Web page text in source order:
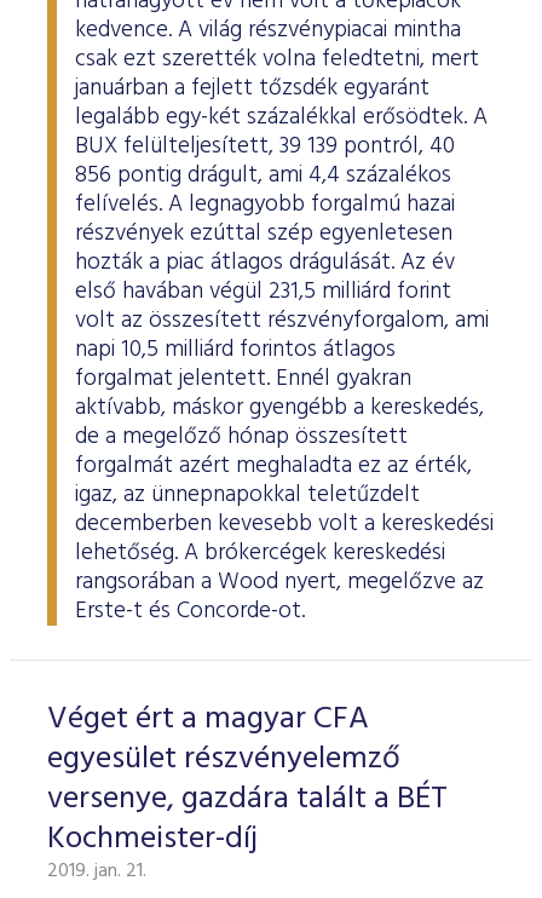
ESG Útmutató
kedvence. A világ részvénypiacai mintha
csak ezt szerették volna feledtetni, mert
januárban a fejlett tőzsdék egyaránt
legalább egy-két százalékkal erősödtek. A
BUX felülteljesített, 39 139 pontról, 40
856 pontig drágult, ami 4,4 százalékos
felívelés. A legnagyobb forgalmú hazai
részvények ezúttal szép egyenletesen
hozták a piac átlagos drágulását. Az év
első havában végül 231,5 milliárd forint
volt az összesített részvényforgalom, ami
napi 10,5 milliárd forintos átlagos
forgalmat jelentett. Ennél gyakran
aktívabb, máskor gyengébb a kereskedés,
de a megelőző hónap összesített
forgalmát azért meghaladta ez az érték,
igaz, az ünnepnapokkal teletűzdelt
decemberben kevesebb volt a kereskedési
lehetőség. A brókercégek kereskedési
rangsorában a Wood nyert, megelőzve az
Erste-t és Concorde-ot.
Véget ért a magyar CFA
egyesület részvényelemző
versenye, gazdára talált a BÉT
Kochmeister-díj
2019. jan. 21.